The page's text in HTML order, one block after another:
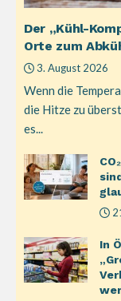
Der „Kühl-
Orte zum
3. August 2026
Wenn die
die Hitze zu
es...
In